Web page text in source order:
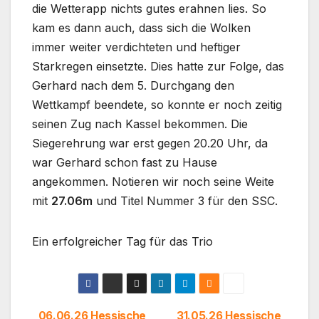
die Wetterapp nichts gutes erahnen lies. So
kam es dann auch, dass sich die Wolken
immer weiter verdichteten und heftiger
Starkregen einsetzte. Dies hatte zur Folge, das
Gerhard nach dem 5. Durchgang den
Wettkampf beendete, so konnte er noch zeitig
seinen Zug nach Kassel bekommen. Die
Siegerehrung war erst gegen 20.20 Uhr, da
war Gerhard schon fast zu Hause
angekommen. Notieren wir noch seine Weite
mit 27.06m und Titel Nummer 3 für den SSC.
Ein erfolgreicher Tag für das Trio
31.05.26 Hessische
06.06.26 Hessische